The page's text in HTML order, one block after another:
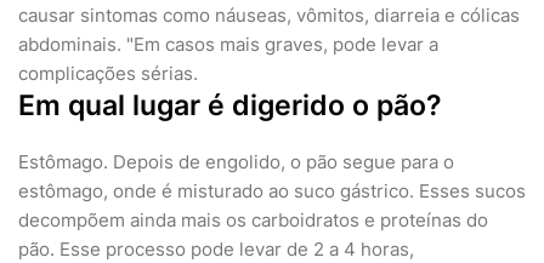
causar sintomas como náuseas, vômitos, diarreia e cólicas
abdominais. "Em casos mais graves, pode levar a
complicações sérias.
Em qual lugar é digerido o pão?
Estômago. Depois de engolido, o pão segue para o
estômago, onde é misturado ao suco gástrico. Esses sucos
decompõem ainda mais os carboidratos e proteínas do
pão. Esse processo pode levar de 2 a 4 horas,